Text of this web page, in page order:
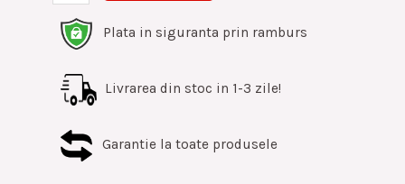
Plata in siguranta prin ramburs
Livrarea din stoc in 1-3 zile!
Garantie la toate produsele